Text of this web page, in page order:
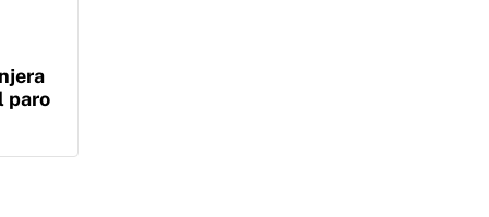
paro